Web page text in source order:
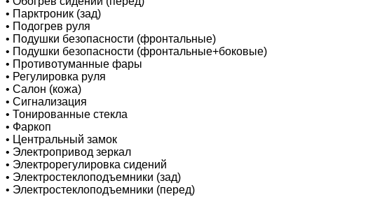
• Парктроник (зад)
• Подогрев руля
• Подушки безопасности (фронтальные)
• Подушки безопасности (фронтальные+боковые)
• Противотуманные фары
• Регулировка руля
• Салон (кожа)
• Сигнализация
• Тонированные стекла
• Фаркоп
• Центральный замок
• Электропривод зеркал
• Электрорегулировка сидений
• Электростеклоподъемники (зад)
• Электростеклоподъемники (перед)